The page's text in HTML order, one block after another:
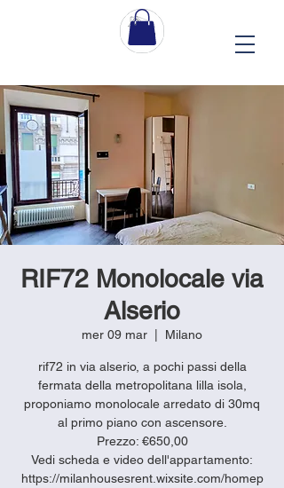
RIF72 Monolocale via
Alserio
mer 09 mar Milano
rif72 in via alserio, a pochi passi della
fermata della metropolitana lilla isola,
proponiamo monolocale arredato di 30mq
al primo piano con ascensore.
Prezzo: €650,00
Vedi scheda e video dell'appartamento:
https://milanhousesrent.wixsite.com/homep